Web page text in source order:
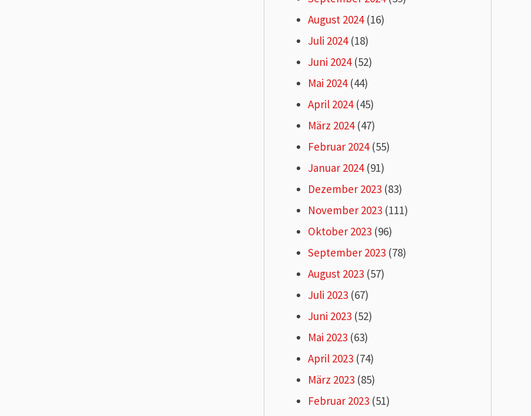
August 2024(16)
Juli 2024(18)
Juni 2024(52)
Mai 2024(44)
April 2024(45)
März 2024(47)
Februar 2024(55)
Januar 2024(91)
Dezember 2023(83)
November 2023(111)
Oktober 2023(96)
September 2023(78)
August 2023(57)
Juli 2023(67)
Juni 2023(52)
Mai 2023(63)
April 2023(74)
März 2023(85)
Februar 2023(51)